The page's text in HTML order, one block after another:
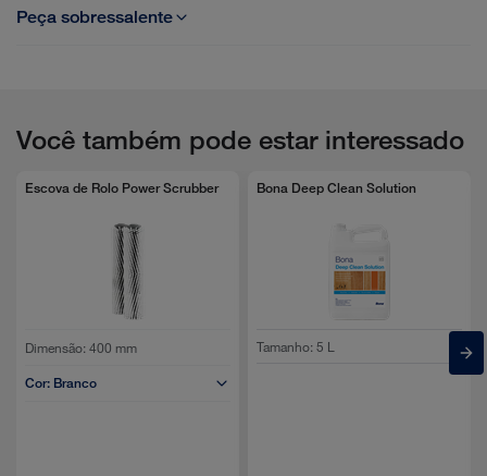
Manual Bona Power Scrubber EU
TDS Bona Power Scrubber PT
Bona Care Program Resilient Brochure PT
Peça sobressalente
Você também pode estar interessado
Escova de Rolo Power Scrubber
Dimensão: 400 mm
Cor: Branco
Bona Deep Clean Solution
Tamanho:5 L